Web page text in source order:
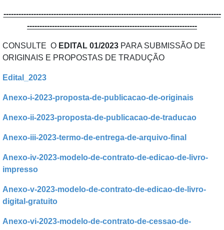
---------------------------------------------------------------------------------------
--------------------------------------------------------------------
CONSULTE O EDITAL 01/2023 PARA SUBMISSÃO DE
ORIGINAIS E PROPOSTAS DE TRADUÇÃO
Edital_2023
Anexo-i-2023-proposta-de-publicacao-de-originais
Anexo-ii-2023-proposta-de-publicacao-de-traducao
Anexo-iii-2023-termo-de-entrega-de-arquivo-final
Anexo-iv-2023-modelo-de-contrato-de-edicao-de-livro-
impresso
Anexo-v-2023-modelo-de-contrato-de-edicao-de-livro-
digital-gratuito
Anexo-vi-2023-modelo-de-contrato-de-cessao-de-